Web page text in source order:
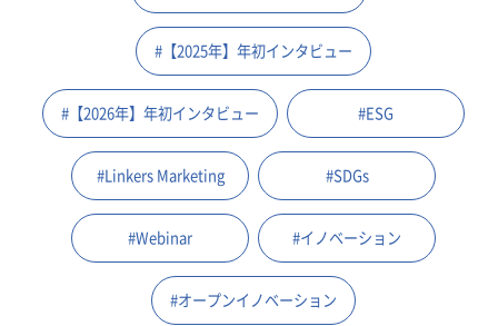
#【2025年】年初インタビュー
#【2026年】年初インタビュー #ESG
#Linkers Marketing #SDGs
#Webinar #イノベーション
#オープンイノベーション